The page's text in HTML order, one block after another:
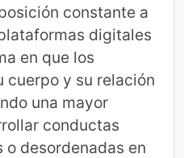
constante a
digitales
en que los
cuerpo y su relación
una mayor
conductas
desordenadas en